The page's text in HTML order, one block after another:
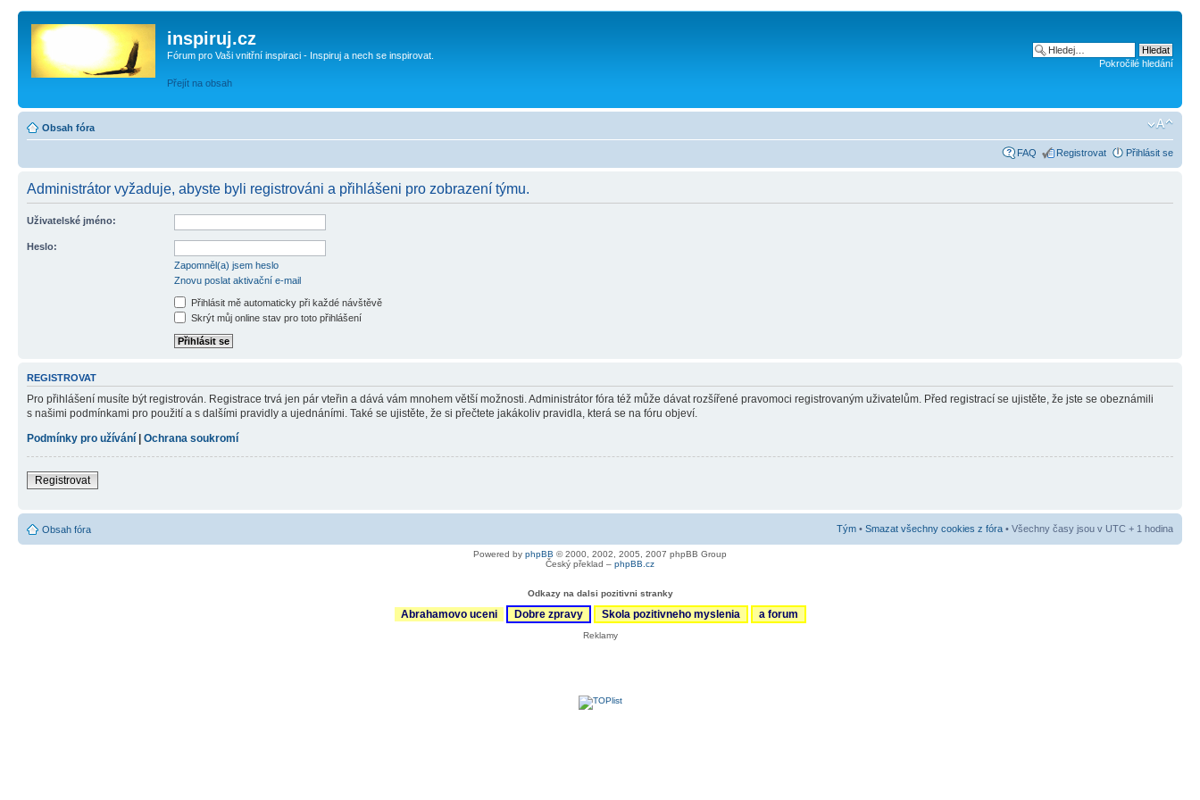
inspiruj.cz
Fórum pro Vaši vnitřní inspiraci - Inspiruj a nech se inspirovat.
Přejít na obsah
Pokročilé hledání
Obsah fóra
FAQ Registrovat Přihlásit se
Administrátor vyžaduje, abyste byli registrováni a přihlášeni pro zobrazení týmu.
Uživatelské jméno:
Heslo:
Zapomněl(a) jsem heslo
Znovu poslat aktivační e-mail
Přihlásit mě automaticky při každé návštěvě
Skrýt můj online stav pro toto přihlášení
REGISTROVAT
Pro přihlášení musíte být registrován. Registrace trvá jen pár vteřin a dává vám mnohem větší možnosti. Administrátor fóra též může dávat rozšířené pravomoci registrovaným uživatelům. Před registrací se ujistěte, že jste se obeznámili
s našimi podmínkami pro použití a s dalšími pravidly a ujednáními. Také se ujistěte, že si přečtete jakákoliv pravidla, která se na fóru objeví.
Podmínky pro užívání | Ochrana soukromí
Registrovat
Obsah fóra Tým • Smazat všechny cookies z fóra • Všechny časy jsou v UTC + 1 hodina
Powered by phpBB © 2000, 2002, 2005, 2007 phpBB Group
Český překlad – phpBB.cz
Odkazy na dalsi pozitivni stranky
Abrahamovo uceni Dobre zpravy Skola pozitivneho myslenia a forum
Reklamy